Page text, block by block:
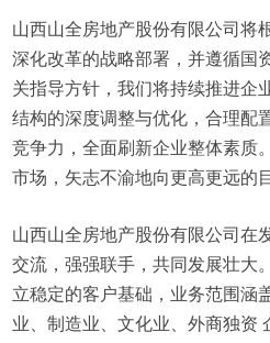
山西山全房地产股份有限公司将
深化改革的战略部署，并遵循国
关指导方针，我们将持续推进企
结构的深度调整与优化，合理配
竞争力，全面刷新企业整体素质
市场，矢志不渝地向更高更远的
山西山全房地产股份有限公司在
交流，强强联手，共同发展壮大
立稳定的客户基础，业务范围涵
业、制造业、文化业、外商独资